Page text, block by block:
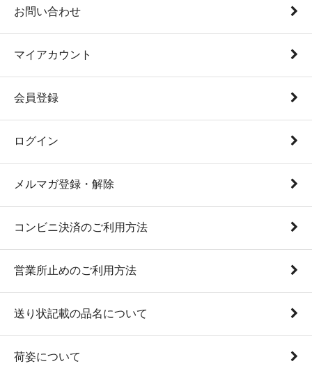
お問い合わせ
マイアカウント
会員登録
ログイン
メルマガ登録・解除
コンビニ決済のご利用方法
営業所止めのご利用方法
送り状記載の品名について
荷姿について